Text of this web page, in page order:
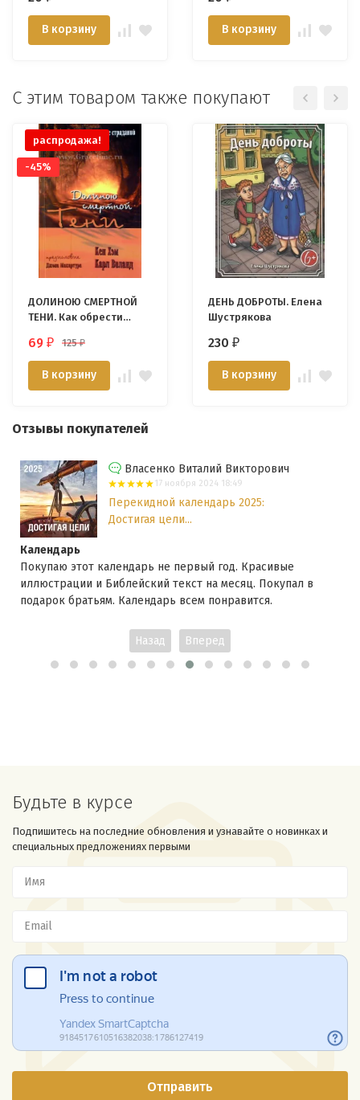
В корзину В корзину
С этим товаром также покупают
распродажа!
-45%
ДОЛИНОЮ СМЕРТНОЙ
ТЕНИ. Как обрести
страданий. Карл
Виланд и Кен Хэм
69 ₽ 125₽
В корзину
ДЕНЬ ДОБРОТЫ. Елена
Шустрякова
230 ₽
В корзину
Отзывы покупателей
Власенко Виталий Викторович
17 ноября 2024 18:49
Перекидной календарь 2025:
Достигая цели...
Календарь
Покупаю этот календарь не первый год. Красивые
иллюстрации и Библейский текст на месяц. Покупал в
подарок братьям. Календарь всем понравится.
Назад Вперед
Будьте в курсе
Подпишитесь на последние обновления и узнавайте о новинках и
специальных предложениях первыми